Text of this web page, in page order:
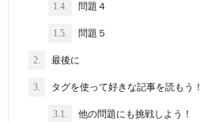
1.4. 問題４
1.5. 問題５
2. 最後に
3. タグを使って好きな記事を読もう！
3.1. 他の問題にも挑戦しよう！